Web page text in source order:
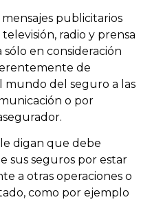
publicitarios
radio y prensa
en consideración
de
mundo del seguro a las
o por
digan que debe
sus seguros por estar
a otras operaciones o
como por ejemplo